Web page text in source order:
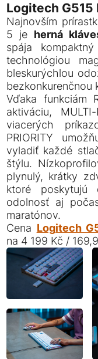
Logitech G515
Najnovším
5 je herná
spája
technológiou
bleskurýchlou
bezkonkurenčnou
Vďaka funkciám
aktiváciu,
viacerých
PRIORITY
vyladiť každé
štýlu.
plynulý, krátky
ktoré poskytujú
odolnosť aj
maratónov.
Cena Logitech
na 4 199 Kč /